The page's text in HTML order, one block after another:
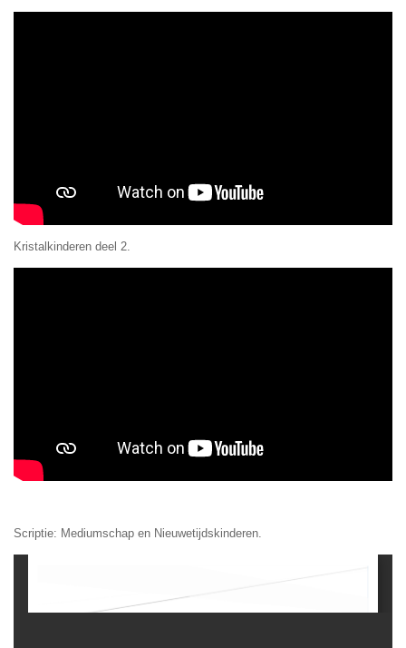
Kristalkinderen deel 2.
Scriptie: Mediumschap en Nieuwetijdskinderen.